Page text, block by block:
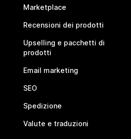
Marketplace
Recensioni dei prodotti
Upselling e pacchetti di
prodotti
Email marketing
SEO
Spedizione
Valute e traduzioni